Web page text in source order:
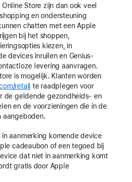
Store zijn dan ook veel
en ondersteuning
chatten met een Apple
bij het shoppen,
kiezen, in
devices inruilen en Genius-
levering aanvragen.
is mogelijk. Klanten worden
retail te raadplegen voor
de geldende gezondheids- en
en de voorzieningen die in de
aangeboden.
in aanmerking komende device
cadeaubon of een tegoed bij
dat niet in aanmerking komt
gratis door Apple